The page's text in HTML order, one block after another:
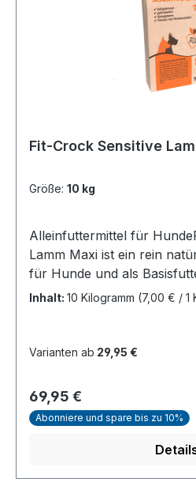
Fit-Crock Sensitive
Größe: 10 kg
Alleinfuttermittel für
Lamm Maxi ist ein rein
für Hunde und als
enthält keine synthetischen
„Futtermittelallergie").
eine optimale Ernährung.
Kaltpress-
dass die natürlichen
Mikronährstoffe in ihrer
vollem Maße zur
Inhalt: 10 Kilogramm (7,00 € / 1
Varianten ab 29,95 €
Regulärer Preis:
69,95 €
Abonniere und spare bis zu 10%